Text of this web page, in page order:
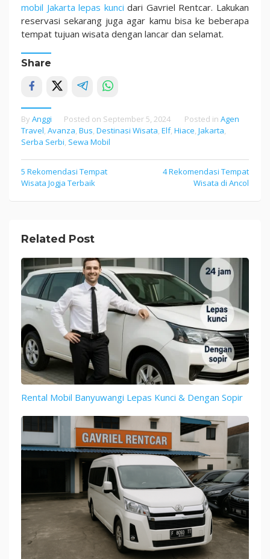
mobil Jakarta lepas kunci dari Gavriel Rentcar. Lakukan
reservasi sekarang juga agar kamu bisa ke beberapa
tempat tujuan wisata dengan lancar dan selamat.
Share
By Anggi Posted on September 5, 2024 Posted in Agen
Travel Avanza Bus Destinasi Wisata Elf, Hiace Jakarta
Serba Serbi Sewa Mobil
Post
navigation
5 Rekomendasi Tempat
Wisata Jogja Terbaik
4 Rekomendasi Tempat
Wisata di Ancol
Related Post
Rental Mobil Banyuwangi Lepas Kunci & Dengan Sopir